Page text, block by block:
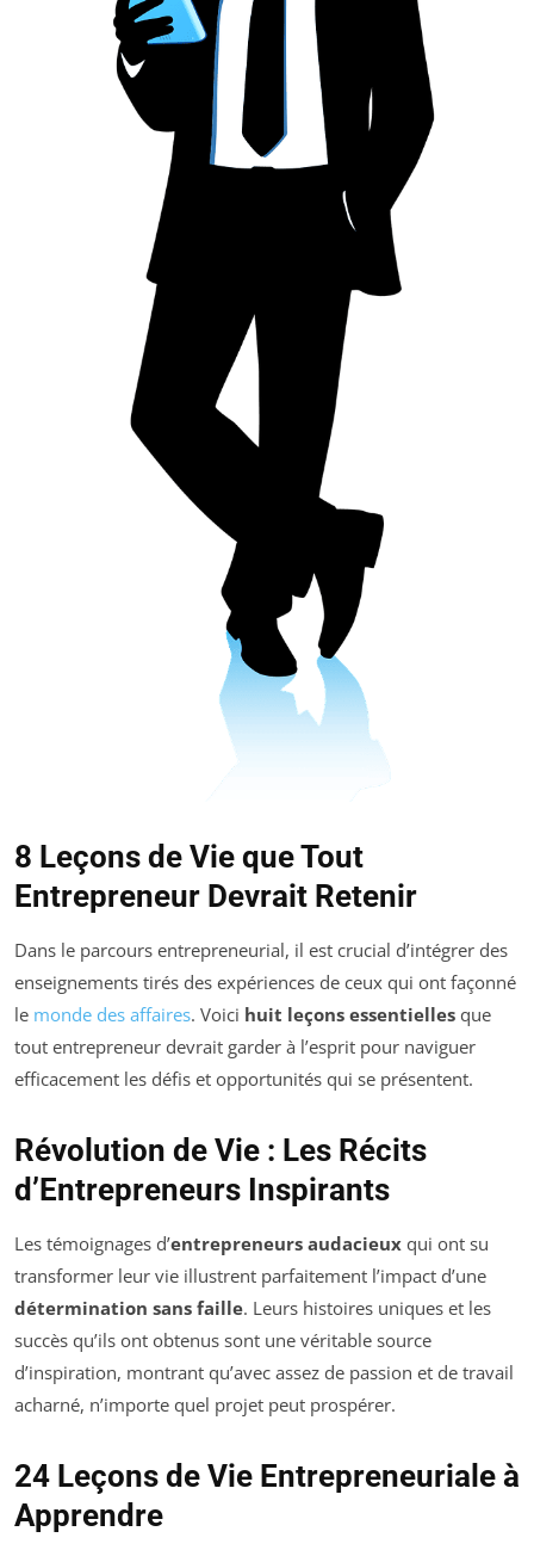
8 Leçons de Vie que Tout
Entrepreneur Devrait Retenir
Dans le parcours entrepreneurial, il est crucial d’intégrer des
enseignements tirés des expériences de ceux qui ont façonné
le monde des affaires. Voici huit leçons essentielles que
tout entrepreneur devrait garder à l’esprit pour naviguer
efficacement les défis et opportunités qui se présentent.
Révolution de Vie : Les Récits
d’Entrepreneurs Inspirants
Les témoignages d’entrepreneurs audacieux qui ont su
transformer leur vie illustrent parfaitement l’impact d’une
détermination sans faille. Leurs histoires uniques et les
succès qu’ils ont obtenus sont une véritable source
d’inspiration, montrant qu’avec assez de passion et de travail
acharné, n’importe quel projet peut prospérer.
24 Leçons de Vie Entrepreneuriale à
Apprendre